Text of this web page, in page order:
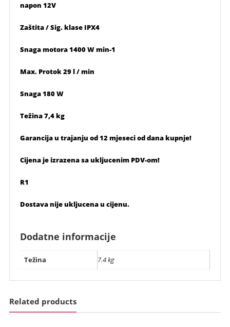
napon 12V
Zaštita / Sig. klase IPX4
Snaga motora 1400 W min-1
Max. Protok 29 l / min
Snaga 180 W
Težina 7,4 kg
Garancija u trajanju od 12 mjeseci od dana kupnje!
Cijena je izrazena sa ukljucenim PDV-om!
R1
Dostava nije ukljucena u cijenu.
Dodatne informacije
Težina 7.4 kg
Related products